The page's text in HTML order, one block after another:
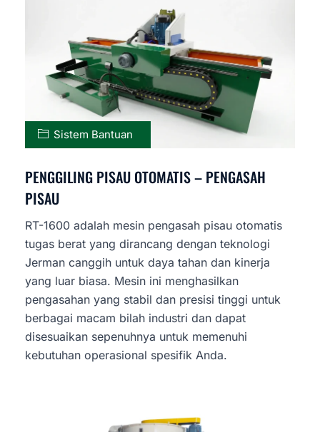
Sistem Bantuan
PENGGILING PISAU OTOMATIS – PENGASAH
PISAU
RT-1600 adalah mesin pengasah pisau otomatis
tugas berat yang dirancang dengan teknologi
Jerman canggih untuk daya tahan dan kinerja
yang luar biasa. Mesin ini menghasilkan
pengasahan yang stabil dan presisi tinggi untuk
berbagai macam bilah industri dan dapat
disesuaikan sepenuhnya untuk memenuhi
kebutuhan operasional spesifik Anda.